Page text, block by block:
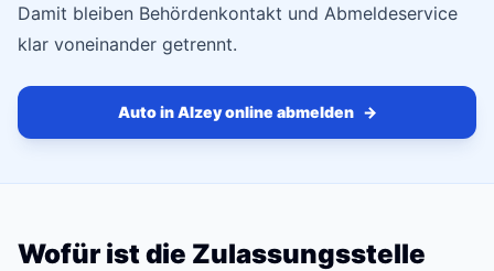
Damit bleiben Behördenkontakt und Abmeldeservice
klar voneinander getrennt.
Auto in Alzey online abmelden →
Wofür ist die Zulassungsstelle